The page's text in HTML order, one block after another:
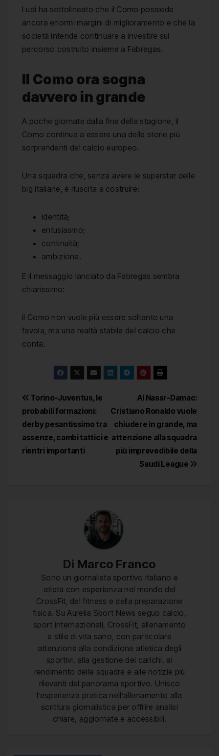
Ludi ha sottolineato che il Como possiede
ancora enormi margini di miglioramento e che la
società intende continuare a investire sul
percorso costruito insieme a Fabregas.
Il Como ora sogna
davvero in grande
A poche giornate dalla fine della stagione, il
Como continua a essere una delle storie più
sorprendenti del calcio europeo.
Una squadra che, senza avere le superstar delle
big italiane, è riuscita a costruire:
identità;
entusiasmo;
continuità;
ambizione.
E il messaggio lanciato da Fabregas sembra
chiarissimo:
il Como non vuole più essere soltanto una
favola, ma una realtà stabile del calcio che
conta.
Navigazione
articoli
Al Nassr-Damac:
Cristiano Ronaldo vuole
chiudere in grande, ma
attenzione alla squadra
più imprevedibile della
Saudi League
Torino-Juventus, le
probabili formazioni:
derby pesantissimo tra
assenze, cambi tattici e
rientri importanti
Di Marco Franco
Sono un giornalista sportivo italiano e
atleta con esperienza nel mondo del
CrossFit, del fitness e della preparazione
fisica. Su Aurelia Sport News seguo calcio,
sport internazionali, CrossFit, allenamento
e stile di vita sano, con particolare
attenzione alla condizione atletica degli
sportivi, alla gestione dei carichi, al
rendimento delle squadre e alle notizie più
rilevanti del panorama sportivo. Unisco
l’esperienza pratica nell’allenamento alla
scrittura giornalistica per offrire analisi
chiare, aggiornate e accessibili.